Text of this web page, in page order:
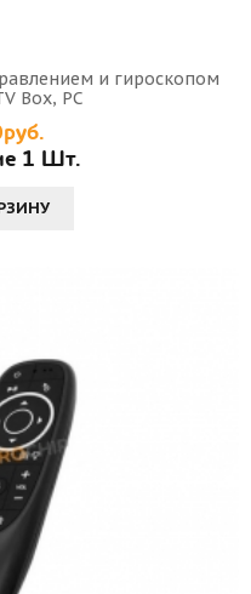
и гироскопом
Box, PC
1 Шт.